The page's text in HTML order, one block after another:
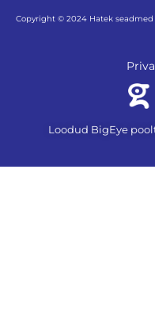
Copyright © 2024 Hatek
Loodud BigEye